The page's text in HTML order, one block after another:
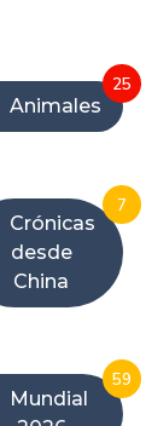
Animales
25
Crónicas
desde
China
7
Mundial
59